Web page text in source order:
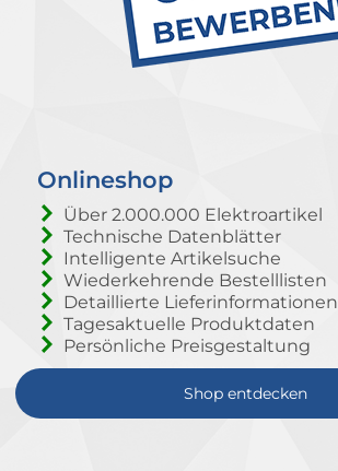
Onlineshop
Über 2.000.000 Elektroartikel
Technische Datenblätter
Intelligente Artikelsuche
Wiederkehrende Bestelllisten
Detaillierte Lieferinformationen
Tagesaktuelle Produktdaten
Persönliche Preisgestaltung
Shop entdecken